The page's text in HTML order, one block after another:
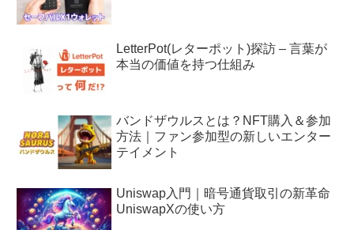
LetterPot(レターポット)探訪 – 言葉が
本当の価値を持つ仕組み
バンドザウルスとは？NFT購入＆参加
方法｜ファン参加型の新しいエンター
テイメント
Uniswap入門｜暗号通貨取引の新革命
UniswapXの使い方